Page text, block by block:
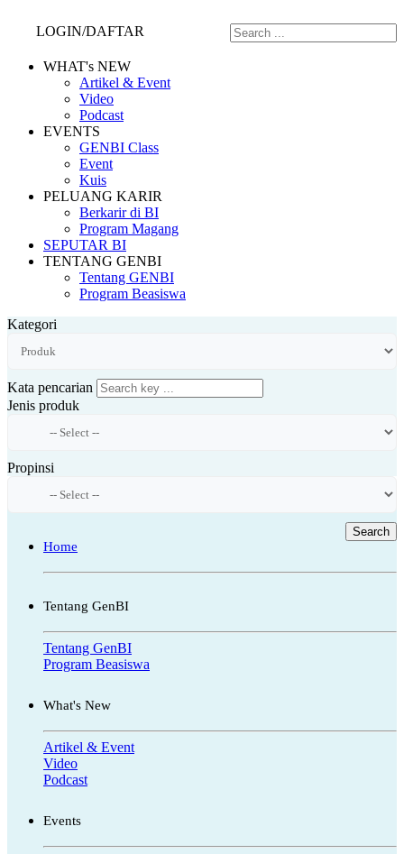
LOGIN/DAFTAR
WHAT's NEW
Artikel & Event
Video
Podcast
EVENTS
GENBI Class
Event
Kuis
PELUANG KARIR
Berkarir di BI
Program Magang
SEPUTAR BI
TENTANG GENBI
Tentang GENBI
Program Beasiswa
Kategori
Kata pencarian
Jenis produk
Propinsi
Search
Home
Tentang GenBI
Tentang GenBI
Program Beasiswa
What's New
Artikel & Event
Video
Podcast
Events